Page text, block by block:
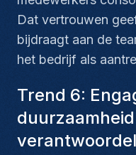
Dat vertrouwen
bijdraagt aan de
het bedrijf als
Trend 6: